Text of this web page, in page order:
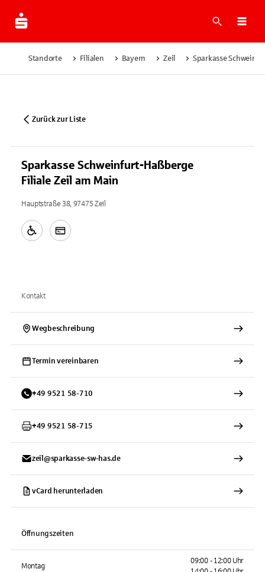
Suche
Standorte Filialen Bayern Zeil Sparkasse
Zurück zur Liste
Sparkasse Schweinfurt-Haßberge
Filiale Zeil am Main
Hauptstraße 38, 97475 Zeil
Kontakt
Wegbeschreibung
Termin vereinbaren
+49 9521 58-710
+49 9521 58-715
zeil@sparkasse-sw-has.de
vCard herunterladen
Öffnungszeiten
Montag
09:00 - 12:00 Uhr